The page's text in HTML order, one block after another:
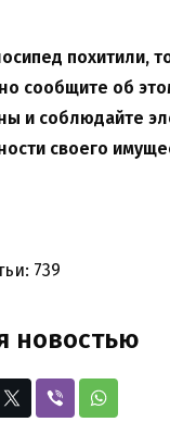
похитили,
сообщите об
и соблюдайте
своего
739
новостью